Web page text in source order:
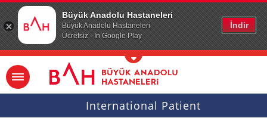
Büyük Anadolu Hastaneleri
Büyük Anadolu Hastaneleri
Ücretsiz - In Google Play
İndir
Ana icerige atla
International Patient